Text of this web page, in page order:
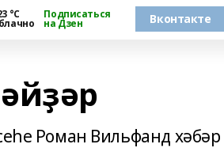
°С Подписаться
на Дзен Вконтакте
Роман Вильфанд хәбәр